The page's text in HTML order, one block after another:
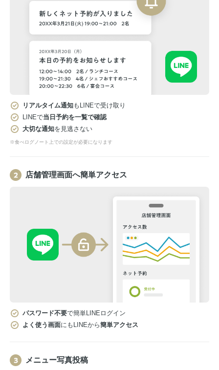
リアルタイム通知もLINEで受け取り
LINEで当日予約を一覧で確認
大切な通知を見逃さない
※食べログノート上での設定が必要になります
店舗管理画面へ簡単アクセス
パスワード不要で簡単LINEログイン
よく使う画面にもLINEから簡単アクセス
メニュー写真投稿